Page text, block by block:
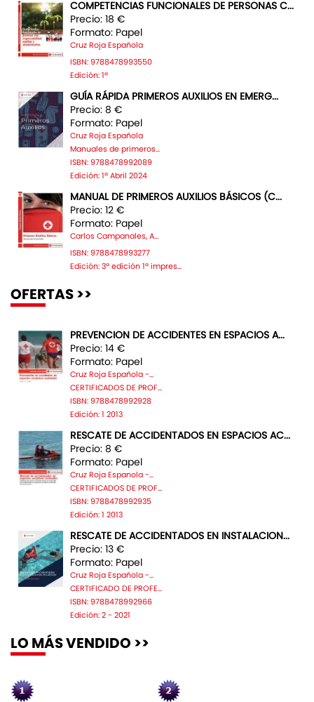
COMPETENCIAS FUNCIONALES DE PERSONAS C...
Precio: 18 €
Formato: Papel
Cruz Roja Española
ISBN: 9788478993550
Edición: 1ª
GUÍA RÁPIDA PRIMEROS AUXILIOS EN EMERG...
Precio: 8 €
Formato: Papel
Cruz Roja Española
Manuales de primeros...
ISBN: 9788478992089
Edición: 1ª Abril 2024
MANUAL DE PRIMEROS AUXILIOS BÁSICOS (C...
Precio: 12 €
Formato: Papel
Carlos Campanales, A...
ISBN: 9788478993277
Edición: 3ª edición 1ª impres...
OFERTAS >>
PREVENCION DE ACCIDENTES EN ESPACIOS A...
Precio: 14 €
Formato: Papel
Cruz Roja Española -...
CERTIFICADOS DE PROF...
ISBN: 9788478992928
Edición: 1 2013
RESCATE DE ACCIDENTADOS EN ESPACIOS AC...
Precio: 8 €
Formato: Papel
Cruz Roja Espanola -...
CERTIFICADOS DE PROF...
ISBN: 9788478992935
Edición: 1 2013
RESCATE DE ACCIDENTADOS EN INSTALACION...
Precio: 13 €
Formato: Papel
Cruz Roja Española -...
CERTIFICADO DE PROFE...
ISBN: 9788478992966
Edición: 2 - 2021
LO MÁS VENDIDO >>